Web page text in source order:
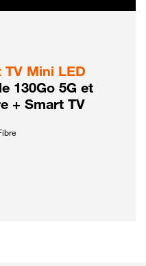
TV Mini LED
130Go 5G et
+ Smart TV